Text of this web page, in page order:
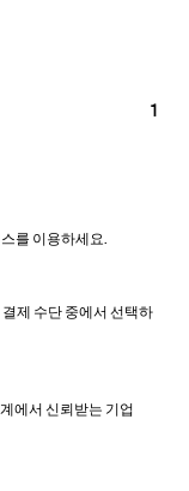
1
를 이용하세요.
제 수단 중에서 선택하
에서 신뢰받는 기업